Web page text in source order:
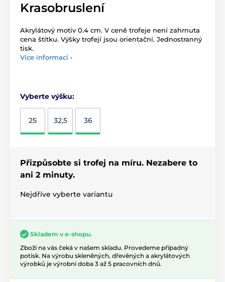
Krasobruslení
Akrylátový motiv 0.4 cm. V ceně trofeje není zahrnuta
cena štítku. Výšky trofejí jsou orientační. Jednostranný
tisk.
Více informací ›
Vyberte výšku:
25 32,5 36
Přizpůsobte si trofej na míru. Nezabere to
ani 2 minuty.
Nejdříve vyberte variantu
Skladem v e-shopu.
Zboží na vás čeká v našem skladu. Provedeme případný
potisk. Na výrobu skleněných, dřevěných a akrylátových
výrobků je výrobní doba 3 až 5 pracovních dnů.